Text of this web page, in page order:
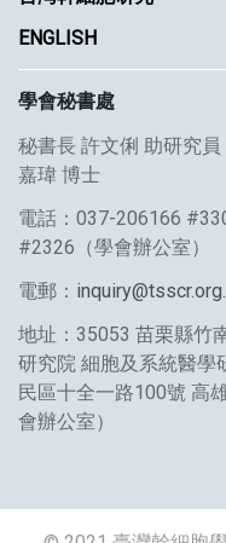
學會秘書處
秘書長 許文俐 助研究
嘉瑋 博士
電話：037-206166
#2326（學會辦公室）
電郵：
地址：35053 苗栗縣竹
研究院 細胞及系統醫學
民區十全一路100號 高
會辦公室）
ENGLISH